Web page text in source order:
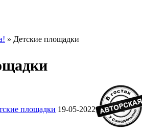
» Детские площадки
площадки 19-05-2022, 16:46 2